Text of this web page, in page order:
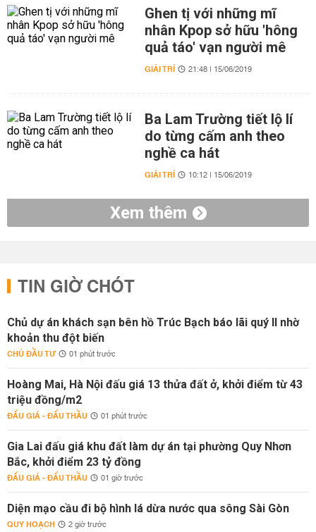
Ghen tị với những mĩ
nhân Kpop sở hữu 'hông
quả táo' vạn người mê
GIẢI TRÍ 21:48 | 15/06/2019
Ba Lam Trường tiết lộ lí
do từng cấm anh theo
nghề ca hát
GIẢI TRÍ 10:12 | 15/06/2019
Xem thêm
TIN GIỜ CHÓT
Chủ dự án khách sạn bên hồ Trúc Bạch báo lãi quý II nhờ
khoản thu đột biến
CHỦ ĐẦU TƯ 01 phút trước
Hoàng Mai, Hà Nội đấu giá 13 thửa đất ở, khởi điểm từ 43
triệu đồng/m2
ĐẤU GIÁ - ĐẤU THẦU 01 phút trước
Gia Lai đấu giá khu đất làm dự án tại phường Quy Nhơn
Bắc, khởi điểm 23 tỷ đồng
ĐẤU GIÁ - ĐẤU THẦU 01 giờ trước
Diện mạo cầu đi bộ hình lá dừa nước qua sông Sài Gòn
QUY HOẠCH 2 giờ trước